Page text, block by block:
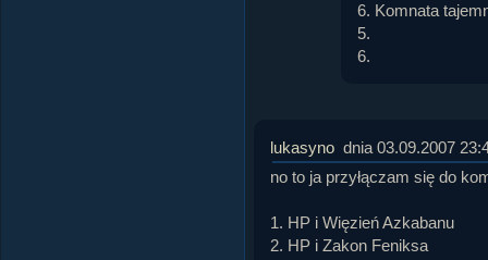
6. Komnata
5.
6.
lukasyno dnia 03.09.2007
no to ja przyłączam się do
1. HP i Więzień Azkabanu
2. HP i Zakon Feniksa